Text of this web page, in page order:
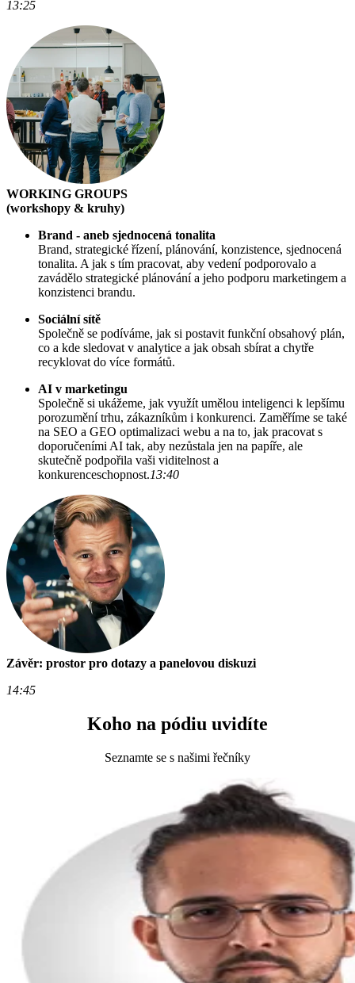
13:25
WORKING GROUPS
(workshopy & kruhy)
Brand - aneb sjednocená tonalita
Brand, strategické řízení, plánování, konzistence, sjednocená
tonalita. A jak s tím pracovat, aby vedení podporovalo a
zavádělo strategické plánování a jeho podporu marketingem a
konzistenci brandu.
Sociální sítě
Společně se podíváme, jak si postavit funkční obsahový plán,
co a kde sledovat v analytice a jak obsah sbírat a chytře
recyklovat do více formátů.
AI v marketingu
Společně si ukážeme, jak využít umělou inteligenci k lepšímu
porozumění trhu, zákazníkům i konkurenci. Zaměříme se také
na SEO a GEO optimalizaci webu a na to, jak pracovat s
doporučeními AI tak, aby nezůstala jen na papíře, ale
skutečně podpořila vaši viditelnost a
konkurenceschopnost.13:40
Závěr: prostor pro dotazy a panelovou diskuzi
14:45
Koho na pódiu uvidíte
Seznamte se s našimi řečníky